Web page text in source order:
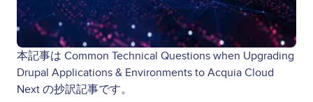
本記事は Common Technical Questions when Upgrading
Drupal Applications & Environments to Acquia Cloud
Next の抄訳記事です。